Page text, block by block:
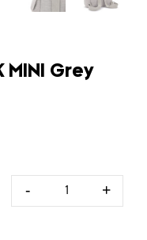
MINI Grey
- +